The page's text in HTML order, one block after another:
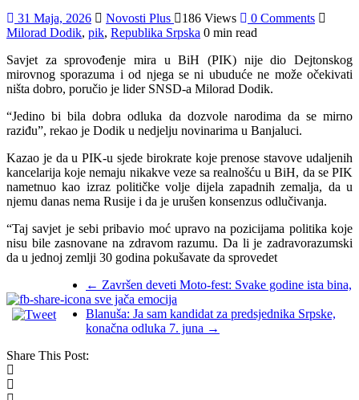
31 Maja, 2026 Novosti Plus 186 Views
0 Comments
Milorad Dodik, pik, Republika Srpska 0 min read
Savjet za sprovođenje mira u BiH (PIK) nije dio Dejtonskog
mirovnog sporazuma i od njega se ni ubuduće ne može očekivati
ništa dobro, poručio je lider SNSD-a Milorad Dodik.
“Jedino bi bila dobra odluka da dozvole narodima da se mirno
raziđu”, rekao je Dodik u nedjelju novinarima u Banjaluci.
Kazao je da u PIK-u sjede birokrate koje prenose stavove udaljenih
kancelarija koje nemaju nikakve veze sa realnošću u BiH, da se PIK
nametnuo kao izraz političke volje dijela zapadnih zemalja, da u
njemu danas nema Rusije i da je urušen konsenzus odlučivanja.
“Taj savjet je sebi pribavio moć upravo na pozicijama politika koje
nisu bile zasnovane na zdravom razumu. Da li je zadravorazumski
da u jednoj zemlji 30 godina pokušavate da sprovedet
← Završen deveti Moto-fest: Svake godine ista bina,
a sve jača emocija
Blanuša: Ja sam kandidat za predsjednika Srpske,
konačna odluka 7. juna →
Share This Post: